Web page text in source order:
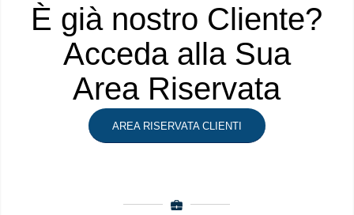
È già nostro Cliente?
Acceda alla Sua
Area Riservata
AREA RISERVATA CLIENTI